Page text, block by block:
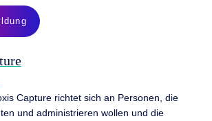
Capture richtet sich an Personen, die
und administrieren wollen und die